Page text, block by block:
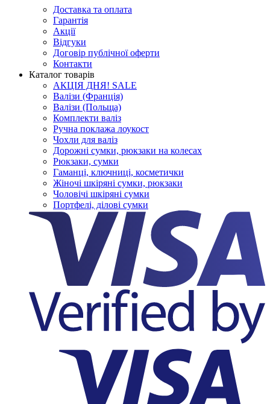
Доставка та оплата
Гарантія
Акції
Відгуки
Договір публічної оферти
Контакти
Каталог товарів
АКЦІЯ ДНЯ! SALE
Валізи (Франція)
Валізи (Польща)
Комплекти валіз
Ручна поклажа лоукост
Чохли для валіз
Дорожні сумки, рюкзаки на колесах
Рюкзаки, сумки
Гаманці, ключниці, косметички
Жіночі шкіряні сумки, рюкзаки
Чоловічі шкіряні сумки
Портфелі, ділові сумки